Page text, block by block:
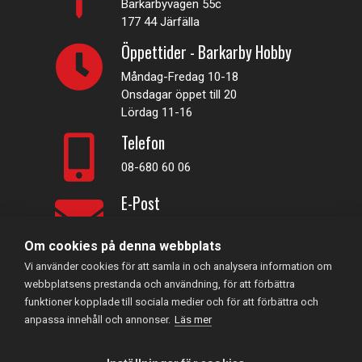
Barkarbyvägen 55c
177 44 Järfälla
Öppettider - Barkarby Hobby
Måndag-Fredag 10-18
Onsdagar öppet till 20
Lördag 11-16
Telefon
08-680 60 06
E-Post
Garanti och reklamation
Frakt och köpevillkor
Integritetspolicy
Kontakta oss
Om cookies på denna webbplats
Vi använder cookies för att samla in och analysera information om
webbplatsens prestanda och användning, för att förbättra
funktioner kopplade till sociala medier och för att förbättra och
anpassa innehåll och annonser. Läs mer